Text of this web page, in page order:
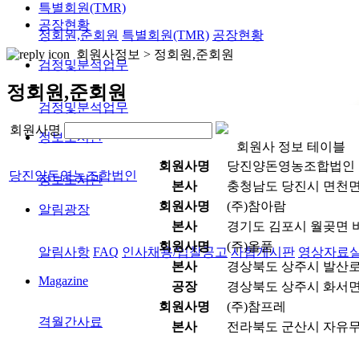
정회원,준회원 특별회원(TMR) 공장현황
검정및분석업무
검정및분석업무
정보도서관
정보도서관
알림광장
알림사항 FAQ 인사채용/입찰공고 사협게시판 영상자료
Magazine
격월간사료
특별회원(TMR)
공장현황
회원사정보 > 정회원,준회원
정회원,준회원
회원사명
회원사 정보 테이블
당진양돈영농조합법인
회원사명
당진양돈영농조합법인
본사
충청남도 당진시 면천
회원사명
(주)참아람
본사
경기도 김포시 월곶면
회원사명
(주)올품
본사
경상북도 상주시 발산
공장
경상북도 상주시 화서
회원사명
(주)참프레
본사
전라북도 군산시 자유